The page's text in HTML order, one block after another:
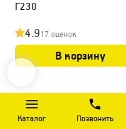
Каталог Позвонить
Г230
4.917 оценок
В корзину